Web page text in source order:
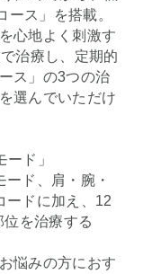
ス」を搭載。
心地よく刺激す
治療し、定期的
ス」の3つの治
選んでいただけ
ド」
ド、肩・腕・
ードに加え、12
を治療する
悩みの方におす